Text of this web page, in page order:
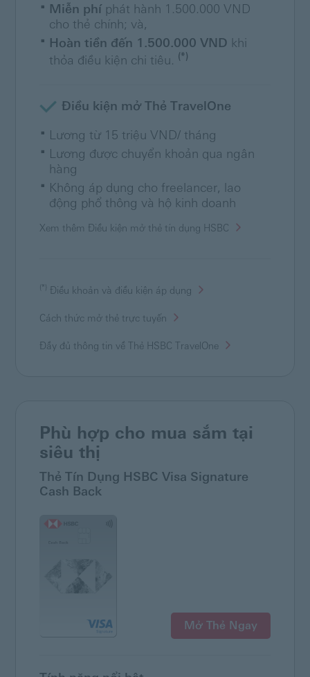
Miễn phíphát hành 1.500.000 VND
cho thẻ chính; và,
Hoàn tiền đến 1.500.000 VND khi
thỏa điều kiện chi tiêu. (*)
Điều kiện mở Thẻ TravelOne
Lương từ 15 triệu VND/ tháng
Lương được chuyển khoản qua ngân
hàng
Không áp dụng cho freelancer, lao
động phổ thông và hộ kinh doanh
Xem thêm Điều kiện mở thẻ tín dụng HSBC
(*) Điều khoản và điều kiện áp dụng
Cách thức mở thẻ trực tuyến
Đầy đủ thông tin về Thẻ HSBC TravelOne
Phù hợp cho mua sắm tại
siêu thị
Thẻ Tín Dụng HSBC Visa Signature
Cash Back
Mở Thẻ Ngay